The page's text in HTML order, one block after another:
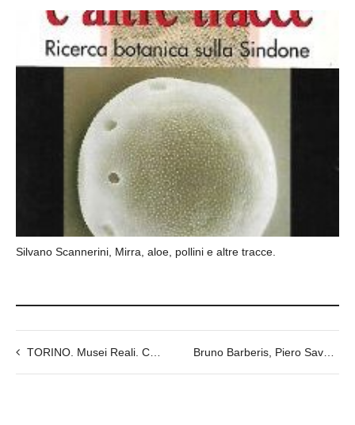
Silvano Scannerini, Mirra, aloe, pollini e altre tracce.
TORINO. Musei Reali. Cappella della Sacra Sindone.